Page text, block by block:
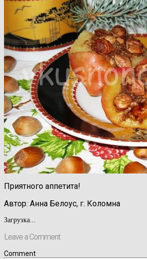
Приятного аппетита!
Автор: Анна Белоус, г. Коломна
Загрузка...
Leave a Comment
Comment